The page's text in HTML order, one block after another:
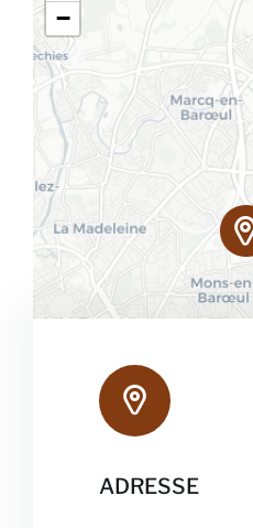
−
Leaflet |Map data ©
ADRESSE